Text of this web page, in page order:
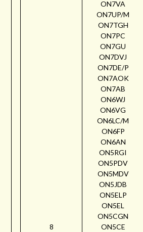
8
ON7VA
ON7UP/M
ON7TGH
ON7PC
ON7GU
ON7DVJ
ON7DE/P
ON7AOK
ON7AB
ON6WJ
ON6VG
ON6LC/M
ON6FP
ON6AN
ON5RGI
ON5PDV
ON5MDV
ON5JDB
ON5ELP
ON5EL
ON5CGN
ON5CE